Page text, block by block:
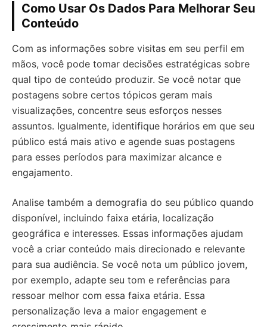
Como Usar Os Dados Para Melhorar Seu
Conteúdo
Com as informações sobre visitas em seu perfil em
mãos, você pode tomar decisões estratégicas sobre
qual tipo de conteúdo produzir. Se você notar que
postagens sobre certos tópicos geram mais
visualizações, concentre seus esforços nesses
assuntos. Igualmente, identifique horários em que seu
público está mais ativo e agende suas postagens
para esses períodos para maximizar alcance e
engajamento.
Analise também a demografia do seu público quando
disponível, incluindo faixa etária, localização
geográfica e interesses. Essas informações ajudam
você a criar conteúdo mais direcionado e relevante
para sua audiência. Se você nota um público jovem,
por exemplo, adapte seu tom e referências para
ressoar melhor com essa faixa etária. Essa
personalização leva a maior engagement e